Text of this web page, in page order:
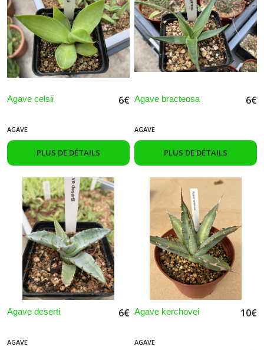
Agave celsii 6€
AGAVE
PLUS DE DÉTAILS
Agave bracteosa 6€
AGAVE
PLUS DE DÉTAILS
Agave deserti 6€
AGAVE
Agave kerchovei 10€
AGAVE